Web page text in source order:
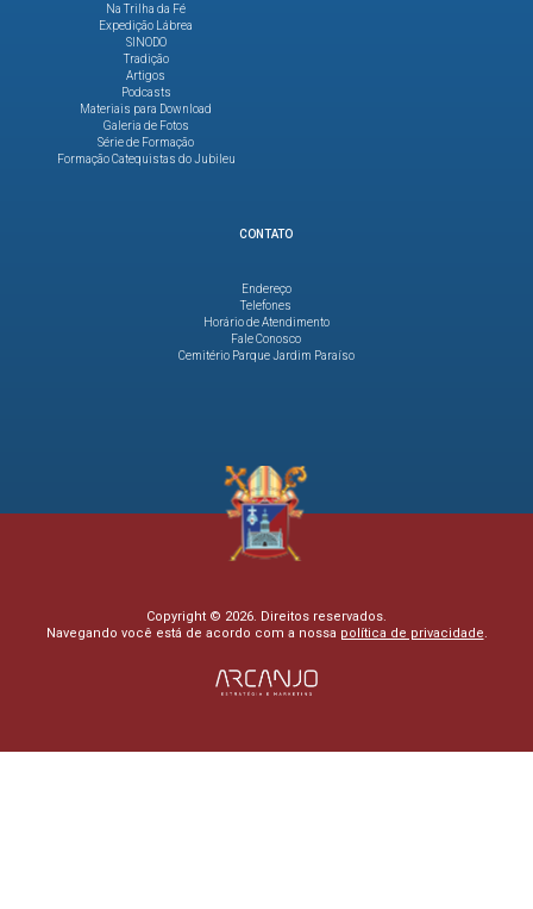
Na Trilha da Fé
Expedição Lábrea
SINODO
Tradição
Artigos
Podcasts
Materiais para Download
Galeria de Fotos
Série de Formação
Formação Catequistas do Jubileu
CONTATO
Endereço
Telefones
Horário de Atendimento
Fale Conosco
Cemitério Parque Jardim Paraíso
Copyright © 2026. Direitos reservados.
Navegando você está de acordo com a nossa política de privacidade.